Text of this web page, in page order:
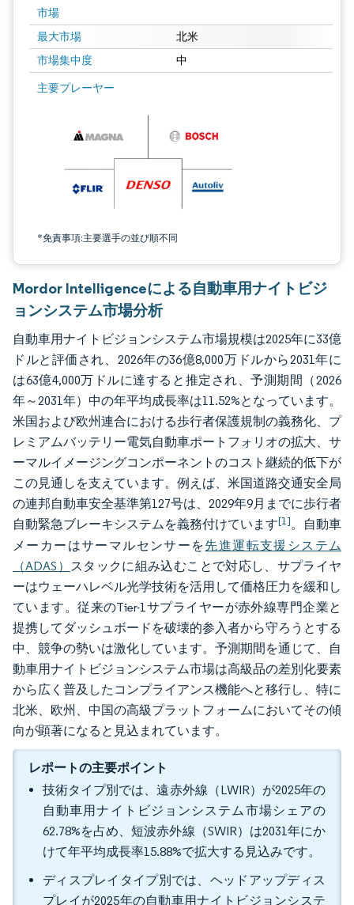
市場
最大市場 北米
市場集中度 中
主要プレーヤー
*免責事項:主要選手の並び順不同
画像 © Mordor Intelligence。再利用にはCC BY 4.0の表示が必要です。
Mordor Intelligenceによる自動車用ナイトビジ
ョンシステム市場分析
自動車用ナイトビジョンシステム市場規模は2025年に33億
ドルと評価され、2026年の36億8,000万ドルから2031年に
は63億4,000万ドルに達すると推定され、予測期間（2026
年～2031年）中の年平均成長率は11.52%となっています。
米国および欧州連合における歩行者保護規制の義務化、プ
レミアムバッテリー電気自動車ポートフォリオの拡大、サ
ーマルイメージングコンポーネントのコスト継続的低下が
この見通しを支えています。例えば、米国道路交通安全局
の連邦自動車安全基準第127号は、2029年9月までに歩行者
自動緊急ブレーキシステムを義務付けています[1]。自動車
メーカーはサーマルセンサーを先進運転支援システム
（ADAS） スタックに組み込むことで対応し、サプライヤ
ーはウェーハレベル光学技術を活用して価格圧力を緩和し
ています。従来のTier-1サプライヤーが赤外線専門企業と
提携してダッシュボードを破壊的参入者から守ろうとする
中、競争の勢いは激化しています。予測期間を通じて、自
動車用ナイトビジョンシステム市場は高級品の差別化要素
から広く普及したコンプライアンス機能へと移行し、特に
北米、欧州、中国の高級プラットフォームにおいてその傾
向が顕著になると見込まれています。
レポートの主要ポイント
技術タイプ別では、遠赤外線（LWIR）が2025年の
自動車用ナイトビジョンシステム市場シェアの
62.78%を占め、短波赤外線（SWIR）は2031年にか
けて年平均成長率15.88%で拡大する見込みです。
ディスプレイタイプ別では、ヘッドアップディス
プレイが2025年の自動車用ナイトビジョンシステ